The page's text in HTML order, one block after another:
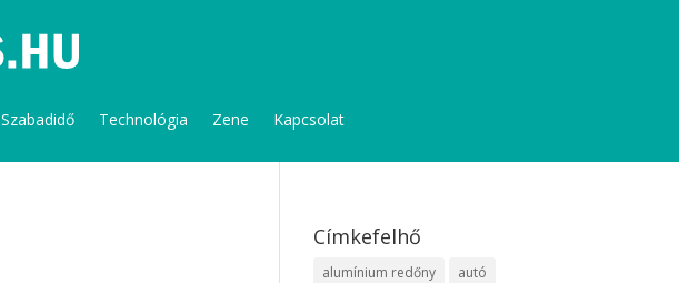
Szabadidő Technológia Zene Kapcsolat
Címkefelhő
alumínium redőny
autó